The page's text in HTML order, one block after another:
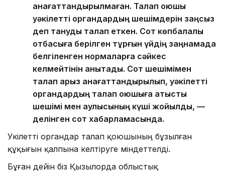
қанағаттандырылмаған. Талап қоюшы
уәкілетті органдардың шешімдерін заңсыз
деп тануды талап еткен. Сот көпбалалы
отбасыға берілген тұрғын үйдің заңнамада
белгіленген нормаларға сәйкес
келмейтінін анықтады. Сот шешімімен
талап арыз қанағаттандырылып, уәкілетті
органдардың талап қоюшыға қатысты
шешімі мен қаулысының күші жойылды, —
делінген сот хабарламасында.
Уәкілетті органдар талап қоюшының бұзылған
құқығын қалпына келтіруге міндеттелді.
Бұған дейін біз Қызылорда облыстық